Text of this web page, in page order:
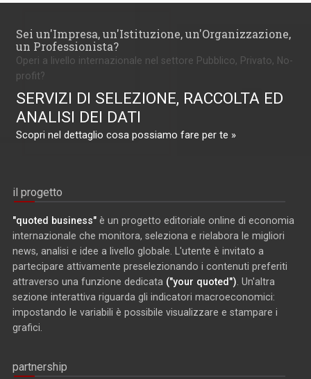
Sei un'Impresa, un'Istituzione, un'Organizzazione,
un Professionista?
Operi a livello internazionale nel settore Pubblico, Privato, No-
profit?
SERVIZI DI SELEZIONE, RACCOLTA ED
ANALISI DEI DATI
Scopri nel dettaglio cosa possiamo fare per te »
il progetto
"quoted business" è un progetto editoriale online di economia
internazionale che monitora, seleziona e rielabora le migliori
news, analisi e idee a livello globale. L'utente è invitato a
partecipare attivamente preselezionando i contenuti preferiti
attraverso una funzione dedicata ("your quoted") . Un'altra
sezione interattiva riguarda gli indicatori macroeconomici:
impostando le variabili è possibile visualizzare e stampare i
grafici.
partnership